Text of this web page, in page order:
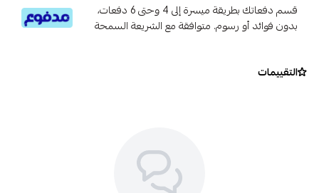
قسم دفعاتك بطريقة ميسرة إلى 4 وحتى 6 دفعات،
بدون فوائد أو رسوم. متوافقة مع الشريعة السمحة
التقييمات